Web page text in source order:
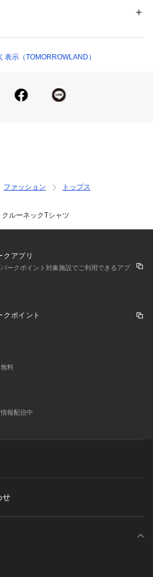
ンスよく着用でき、ジャケットの
ただけます。
3色展開です。
ル乾燥不可、自然乾燥、アイロン仕上げ
ング可
モール）
示（TOMORROWLAND）
ファッション
トップス
ルーネックTシャツ
クアプリ
ークポイント対象施設でご利用できるアプ
ポイント
料
報配信中
せ